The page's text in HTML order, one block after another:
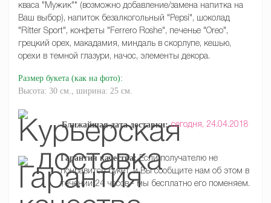
кваса "Мужик"* (возможно добавление/замена напитка на
Ваш выбор), напиток безалкогольный "Pepsi", шоколад
"Ritter Sport", конфеты "Ferrero Roshe", печенье "Oreo",
грецкий орех, макадамия, миндаль в скорлупе, кешью,
орехи в темной глазури, начос, элементы декора.
Размер букета (как на фото):
Высота: 30 см., ширина: 25 см.
Ближайшая дата доставки: сегодня, 24.04.2018
Гарантия качества:Если получателю не
понравится букет, и Вы сообщите нам об этом в
течении 24 часов - мы бесплатно его поменяем.